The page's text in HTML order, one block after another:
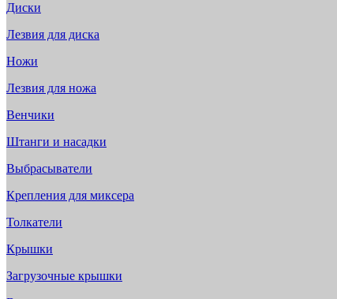
Диски
Лезвия для диска
Ножи
Лезвия для ножа
Венчики
Штанги и насадки
Выбрасыватели
Крепления для миксера
Толкатели
Крышки
Загрузочные крышки